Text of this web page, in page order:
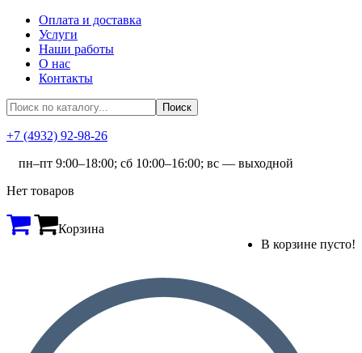
Оплата и доставка
Услуги
Наши работы
О нас
Контакты
+7 (4932) 92-98-26
пн–пт 9:00–18:00; сб 10:00–16:00; вс — выходной
Нет товаров
Корзина
В корзине пусто!